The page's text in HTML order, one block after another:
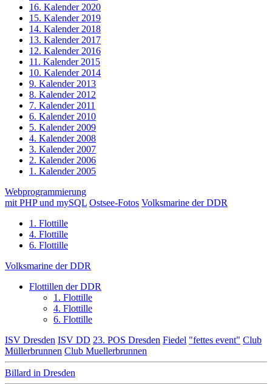
16. Kalender 2020
15. Kalender 2019
14. Kalender 2018
13. Kalender 2017
12. Kalender 2016
11. Kalender 2015
10. Kalender 2014
9. Kalender 2013
8. Kalender 2012
7. Kalender 2011
6. Kalender 2010
5. Kalender 2009
4. Kalender 2008
3. Kalender 2007
2. Kalender 2006
1. Kalender 2005
Webprogrammierung
mit PHP und mySQL Ostsee-Fotos Volksmarine der DDR
1. Flottille
4. Flottille
6. Flottille
Volksmarine der DDR
Flottillen der DDR
1. Flottille
4. Flottille
6. Flottille
ISV Dresden ISV DD 23. POS Dresden Fiedel "fettes event" Club
Müllerbrunnen Club Muellerbrunnen
Billard in Dresden